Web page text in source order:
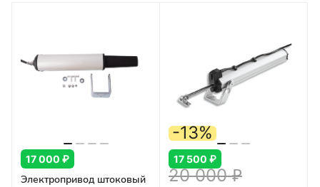
17 000 ₽
Электропривод штоковый
-13%
17 500 ₽
20 000 ₽